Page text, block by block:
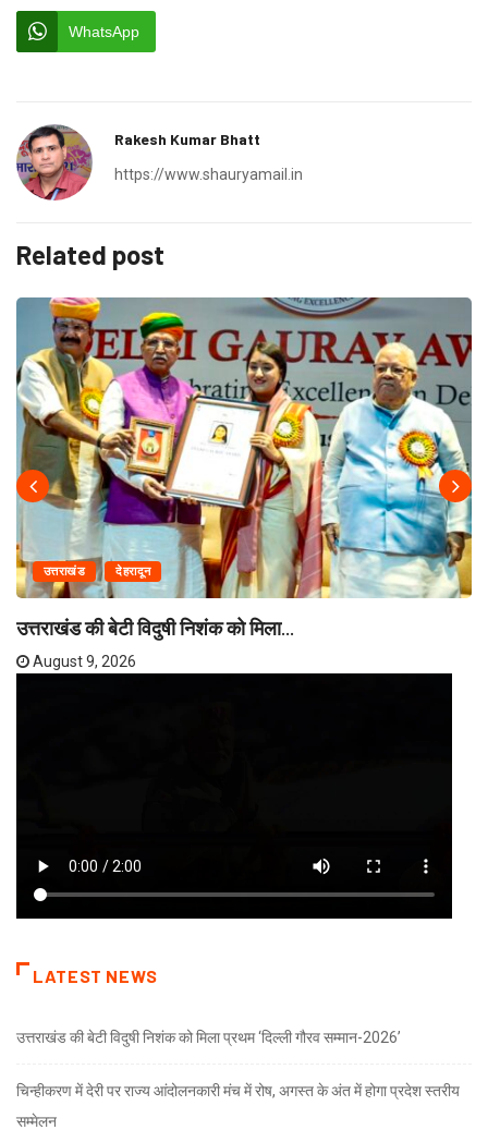
WhatsApp
Rakesh Kumar Bhatt
https://www.shauryamail.in
Related post
उत्तराखंड देहरादून
उत्तराखंड की बेटी विदुषी निशंक को मिला...
August 9, 2026
LATEST NEWS
उत्तराखंड की बेटी विदुषी निशंक को मिला प्रथम ‘दिल्ली गौरव सम्मान-2026’
चिन्हीकरण में देरी पर राज्य आंदोलनकारी मंच में रोष, अगस्त के अंत में होगा प्रदेश स्तरीय
सम्मेलन